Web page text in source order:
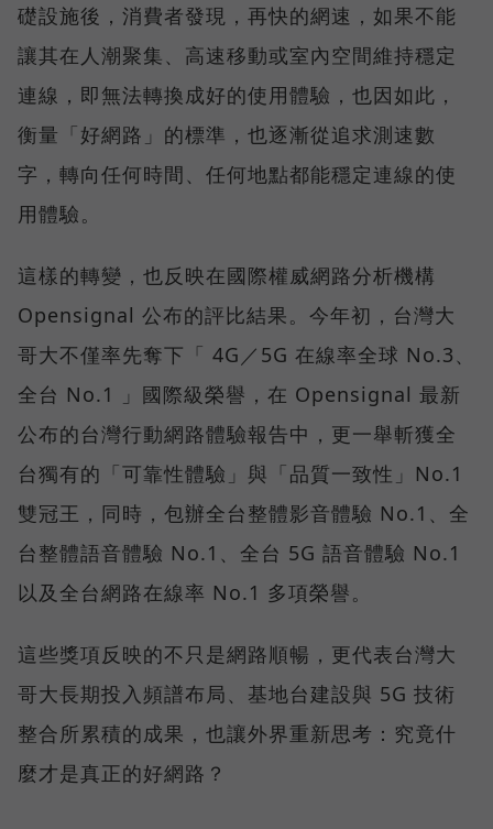
礎設施後，消費者發現，再快的網速，如果不能
讓其在人潮聚集、高速移動或室內空間維持穩定
連線，即無法轉換成好的使用體驗，也因如此，
衡量「好網路」的標準，也逐漸從追求測速數
字，轉向任何時間、任何地點都能穩定連線的使
用體驗。
這樣的轉變，也反映在國際權威網路分析機構
Opensignal 公布的評比結果。今年初，台灣大
哥大不僅率先奪下「 4G／5G 在線率全球 No.3、
全台 No.1 」國際級榮譽，在 Opensignal 最新
公布的台灣行動網路體驗報告中，更一舉斬獲全
台獨有的「可靠性體驗」與「品質一致性」No.1
雙冠王，同時，包辦全台整體影音體驗 No.1、全
台整體語音體驗 No.1、全台 5G 語音體驗 No.1
以及全台網路在線率 No.1 多項榮譽。
這些獎項反映的不只是網路順暢，更代表台灣大
哥大長期投入頻譜布局、基地台建設與 5G 技術
整合所累積的成果，也讓外界重新思考：究竟什
麼才是真正的好網路？